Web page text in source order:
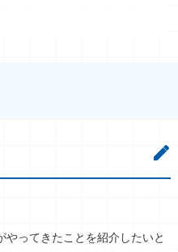
ってきたことを紹介したいと